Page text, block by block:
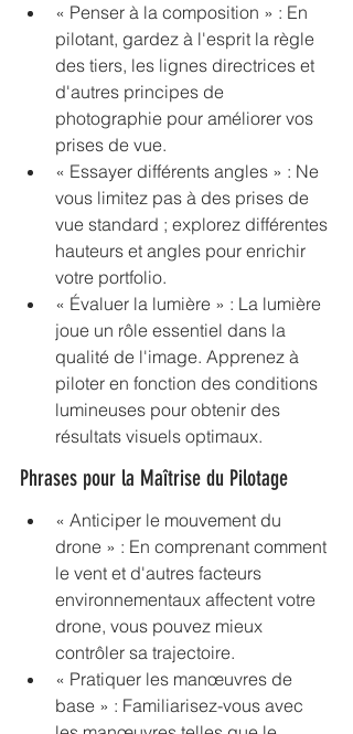
« Penser à la composition » : En
pilotant, gardez à l'esprit la règle
des tiers, les lignes directrices et
d'autres principes de
photographie pour améliorer vos
prises de vue.
« Essayer différents angles » : Ne
vous limitez pas à des prises de
vue standard ; explorez différentes
hauteurs et angles pour enrichir
votre portfolio.
« Évaluer la lumière » : La lumière
joue un rôle essentiel dans la
qualité de l'image. Apprenez à
piloter en fonction des conditions
lumineuses pour obtenir des
résultats visuels optimaux.
Phrases pour la Maîtrise du Pilotage
« Anticiper le mouvement du
drone » : En comprenant comment
le vent et d'autres facteurs
environnementaux affectent votre
drone, vous pouvez mieux
contrôler sa trajectoire.
« Pratiquer les manœuvres de
base » : Familiarisez-vous avec